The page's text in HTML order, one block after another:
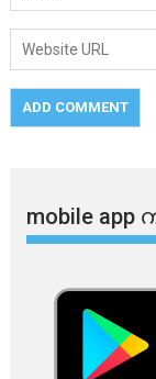
mobile app